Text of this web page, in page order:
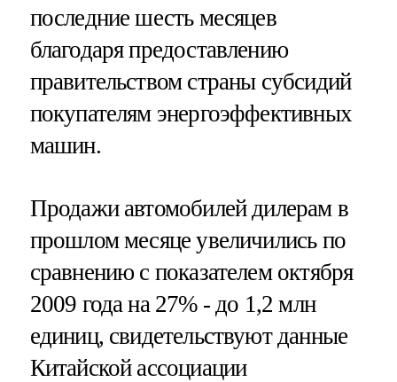
последние шесть месяцев
благодаря предоставлению
правительством страны субсидий
покупателям энергоэффективных
машин.
Продажи автомобилей дилерам в
прошлом месяце увеличились по
сравнению с показателем октября
2009 года на 27% - до 1,2 млн
единиц, свидетельствуют данные
Китайской ассоциации